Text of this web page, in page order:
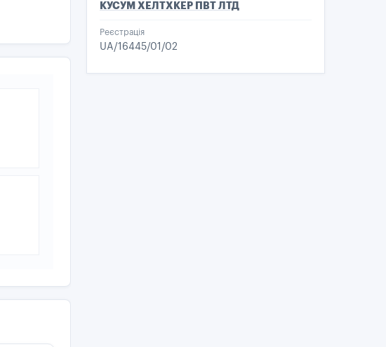
КУСУМ ХЕЛТХКЕР ПВТ ЛТД
Реєстрація
UA/16445/01/02